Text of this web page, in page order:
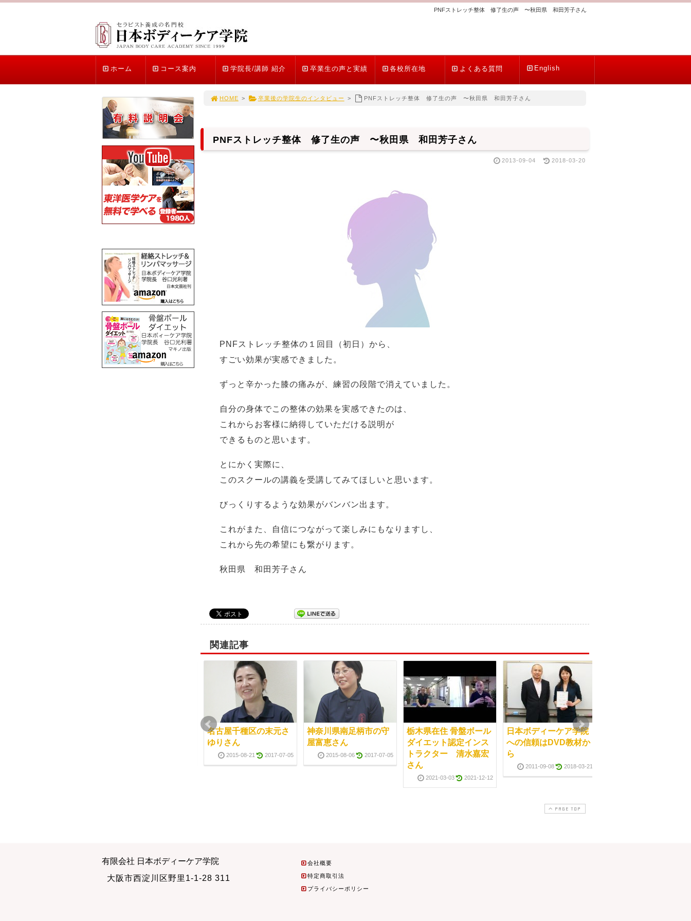
PNFストレッチ整体 修了生の声 〜秋田県 和田芳子さん
ホーム コース案内 学院長/講師 紹介 卒業生の声と実績 各校所在地 よくある質問 English
HOME > 卒業後の学院生のインタビュー > PNFストレッチ整体 修了生の声 〜秋田県 和田芳子さん
PNFストレッチ整体 修了生の声 〜秋田県 和田芳子さん
2013-09-04 2018-03-20
PNFストレッチ整体の１回目（初日）から、
すごい効果が実感できました。
ずっと辛かった膝の痛みが、練習の段階で消えていました。
自分の身体でこの整体の効果を実感できたのは、
これからお客様に納得していただける説明が
できるものと思います。
とにかく実際に、
このスクールの講義を受講してみてほしいと思います。
びっくりするような効果がバンバン出ます。
これがまた、自信につながって楽しみにもなりますし、
これから先の希望にも繋がります。
秋田県 和田芳子さん
関連記事
名古屋千種区の末元さ
ゆりさん
2015-08-21 2017-07-05
神奈川県南足柄市の守
屋富恵さん
2015-08-06 2017-07-05
栃木県在住 骨盤ボール
ダイエット認定インス
トラクター 清水嘉宏
さん
2021-03-03 2021-12-12
日本ボディーケア学院
への信頼はDVD教材か
ら
2011-09-08 2018-03-21
スクール選び～私のポ
2011-09-08 2018-03-21
PAGE TOP
有限会社 日本ボディーケア学院
大阪市西淀川区野里1-1-28 311
会社概要
特定商取引法
プライバシーポリシー